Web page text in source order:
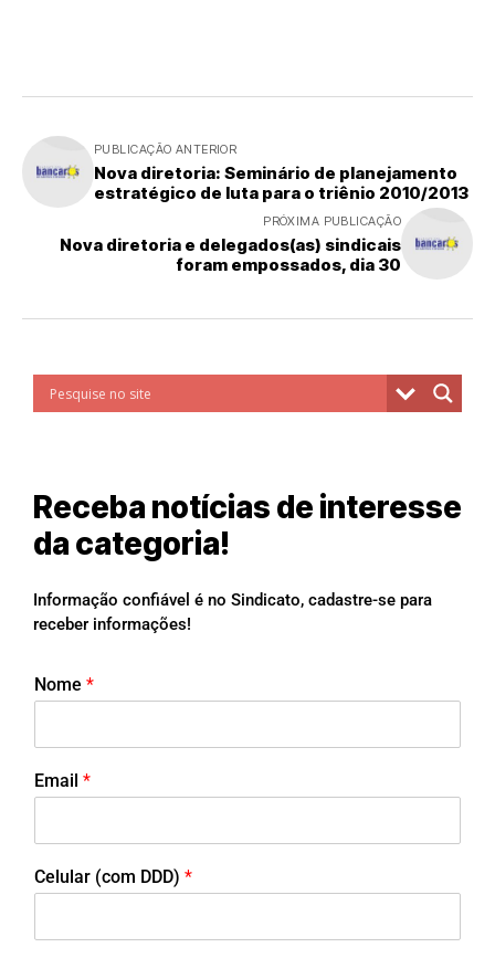
PUBLICAÇÃO ANTERIOR
Nova diretoria: Seminário de planejamento
estratégico de luta para o triênio 2010/2013
PRÓXIMA PUBLICAÇÃO
Nova diretoria e delegados(as) sindicais
foram empossados, dia 30
Receba notícias de interesse
da categoria!
Informação confiável é no Sindicato, cadastre-se para
receber informações!
Nome *
Email *
Celular (com DDD) *